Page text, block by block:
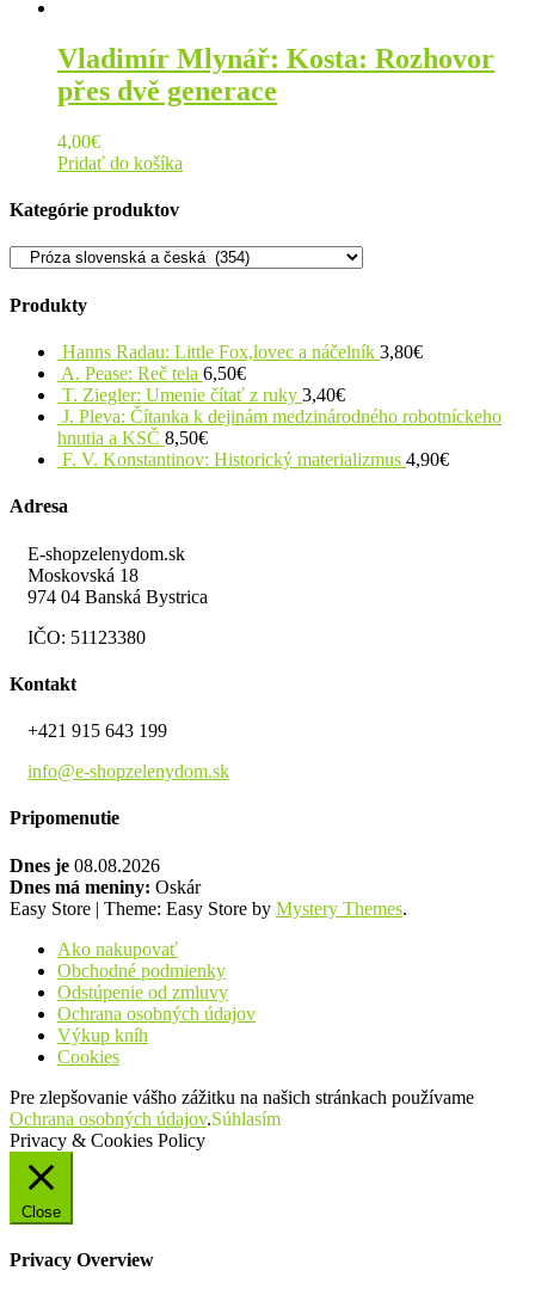
Vladimír Mlynář: Kosta: Rozhovor
přes dvě generace
4,00€
Pridať do košíka
Kategórie produktov
Produkty
Hanns Radau: Little Fox,lovec a náčelník 3,80€
A. Pease: Reč tela 6,50€
T. Ziegler: Umenie čítať z ruky 3,40€
J. Pleva: Čítanka k dejinám medzinárodného robotníckeho
hnutia a KSČ 8,50€
F. V. Konstantinov: Historický materializmus 4,90€
Adresa
E-shopzelenydom.sk
Moskovská 18
974 04 Banská Bystrica
IČO: 51123380
Kontakt
+421 915 643 199
info@e-shopzelenydom.sk
Pripomenutie
Dnes je 08.08.2026
Dnes má meniny: Oskár
Easy Store | Theme: Easy Store by Mystery Themes.
Ako nakupovať
Obchodné podmienky
Odstúpenie od zmluvy
Ochrana osobných údajov
Výkup kníh
Cookies
Pre zlepšovanie vášho zážitku na našich stránkach používame
Ochrana osobných údajov.Súhlasím
Privacy & Cookies Policy
Close
Privacy Overview